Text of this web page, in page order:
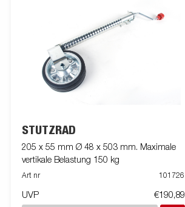
STÜTZRAD
205 x 55 mm Ø 48 x 503 mm. Maximale
vertikale Belastung 150 kg
Art nr 101726
UVP €190,89